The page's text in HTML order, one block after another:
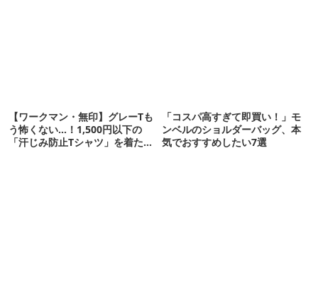
【ワークマン・無印】グレーTも
う怖くない…！1,500円以下の
「汗じみ防止Tシャツ」を着たら
「コスパ高すぎて即買い！」モ
ンベルのショルダーバッグ、本
気でおすすめしたい7選